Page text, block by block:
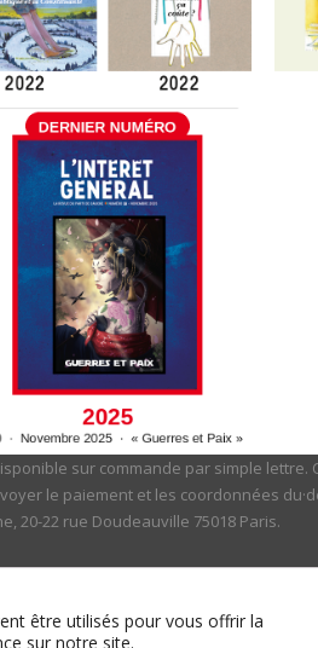
sur commande par simple lettre.
le paiement et les coordonnées
20-22 rue Doudeauville 75018 Paris.
être utilisés pour vous offrir la
sur notre site.